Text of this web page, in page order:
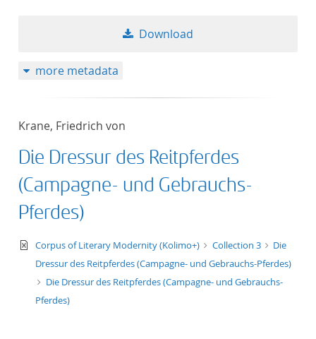
Download
more metadata
Krane, Friedrich von
Die Dressur des Reitpferdes
(Campagne- und Gebrauchs-
Pferdes)
text/xml
Corpus of Literary Modernity (Kolimo+) Collection 3
Die
Dressur des Reitpferdes (Campagne- und Gebrauchs-Pferdes)
Die Dressur des Reitpferdes (Campagne- und Gebrauchs-
Pferdes)